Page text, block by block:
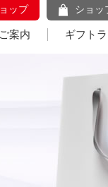
ップ ショッ
案内 ギフト